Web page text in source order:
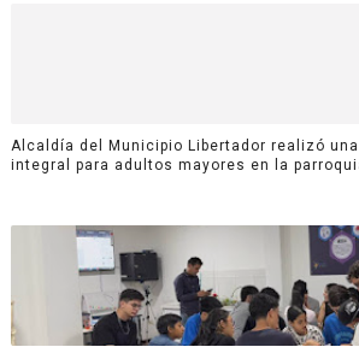
Alcaldía del Municipio Libertador realizó
integral para adultos mayores en la